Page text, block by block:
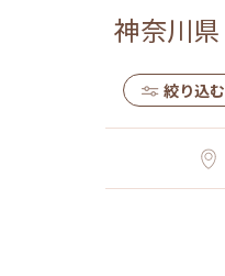
神奈川県
絞り込む